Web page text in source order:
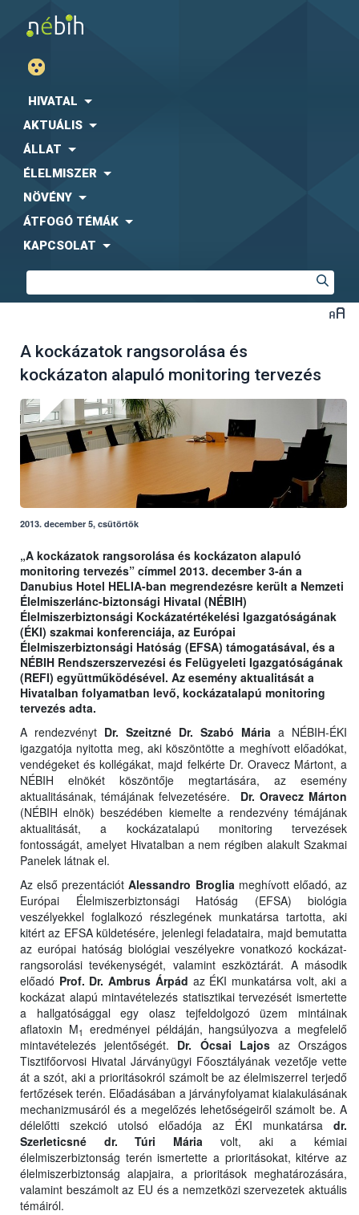
HIVATAL
AKTUÁLIS
ÁLLAT
ÉLELMISZER
NÖVÉNY
ÁTFOGÓ TÉMÁK
KAPCSOLAT
A kockázatok rangsorolása és
kockázaton alapuló monitoring tervezés
2013. december 5, csütörtök
„A kockázatok rangsorolása és kockázaton alapuló
monitoring tervezés” címmel 2013. december 3-án a
Danubius Hotel HELIA-ban megrendezésre került a Nemzeti
Élelmiszerlánc-biztonsági Hivatal (NÉBIH)
Élelmiszerbiztonsági Kockázatértékelési Igazgatóságának
(ÉKI) szakmai konferenciája, az Európai
Élelmiszerbiztonsági Hatóság (EFSA) támogatásával, és a
NÉBIH Rendszerszervezési és Felügyeleti Igazgatóságának
(REFI) együttműködésével. Az esemény aktualitását a
Hivatalban folyamatban levő, kockázatalapú monitoring
tervezés adta.
A rendezvényt Dr. Szeitzné Dr. Szabó Mária a NÉBIH-ÉKI
igazgatója nyitotta meg, aki köszöntötte a meghívott előadókat,
vendégeket és kollégákat, majd felkérte Dr. Oravecz Mártont, a
NÉBIH elnökét köszöntője megtartására, az esemény
aktualitásának, témájának felvezetésére. Dr. Oravecz Márton
(NÉBIH elnök) beszédében kiemelte a rendezvény témájának
aktualitását, a kockázatalapú monitoring tervezések
fontosságát, amelyet Hivatalban a nem régiben alakult Szakmai
Panelek látnak el.
Az első prezentációtAlessandro Broglia meghívott előadó, az
Európai Élelmiszerbiztonsági Hatóság (EFSA) biológia
veszélyekkel foglalkozó részlegének munkatársa tartotta, aki
kitért az EFSA küldetésére, jelenlegi feladataira, majd bemutatta
az európai hatóság biológiai veszélyekre vonatkozó kockázat-
rangsorolási tevékenységét, valamint eszköztárát. A második
előadó Prof. Dr. Ambrus Árpád az ÉKI munkatársa volt, aki a
kockázat alapú mintavételezés statisztikai tervezését ismertette
a hallgatósággal egy olasz tejfeldolgozó üzem mintáinak
aflatoxin M1
eredményei példáján, hangsúlyozva a megfelelő
mintavételezés jelentőségét. Dr. Ócsai Lajosaz Országos
Tisztifőorvosi Hivatal Járványügyi Főosztályának vezetője vette
át a szót, aki a prioritásokról számolt be az élelmiszerrel terjedő
fertőzések terén. Előadásában a járványfolyamat kialakulásának
mechanizmusáról és a megelőzés lehetőségeiről számolt be. A
délelőtti szekció utolsó előadója az ÉKI munkatársa dr.
Szerleticsné dr. Túri Mária volt, aki a kémiai
élelmiszerbiztonság terén ismertette a prioritásokat, kitérve az
élelmiszerbiztonság alapjaira, a prioritások meghatározására,
valamint beszámolt az EU és a nemzetközi szervezetek aktuális
témáiról.